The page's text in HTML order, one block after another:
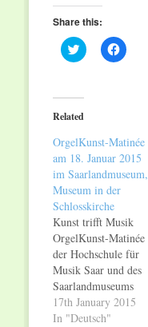
Share this:
Click
to
(Opens
in
new
Click
to
Related
OrgelKunst-Matinée
am 18. Januar 2015
im Saarlandmuseum,
Museum in der
Schlosskirche
Kunst trifft Musik
OrgelKunst-Matinée
der Hochschule für
Musik Saar und des
Saarlandmuseums
Sonntag, 18. Januar
2015, 11.30 Uhr
17th January 2015
In "Deutsch"